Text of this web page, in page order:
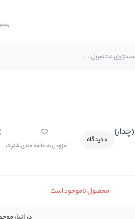
0 دیدگاه
افزودن به علاقه مندیاشتراک
محصول ناموجود است